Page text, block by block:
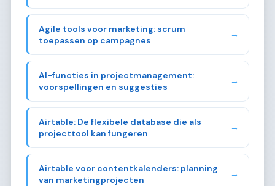
Agile tools voor marketing: scrum
toepassen op campagnes
→
AI-functies in projectmanagement:
voorspellingen en suggesties
→
Airtable: De flexibele database die als
projecttool kan fungeren
→
Airtable voor contentkalenders: planning
van marketingprojecten
→